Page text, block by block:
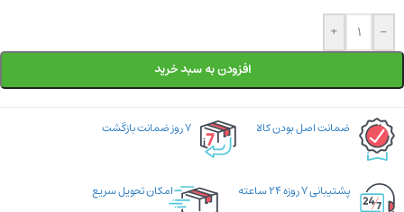
-
+
افزودن به سبد خرید
ضمانت اصل بودن کالا ۷ روز ضمانت بازگشت
پشتیبانی ۷ روزه ۲۴ ساعته امکان تحویل سریع